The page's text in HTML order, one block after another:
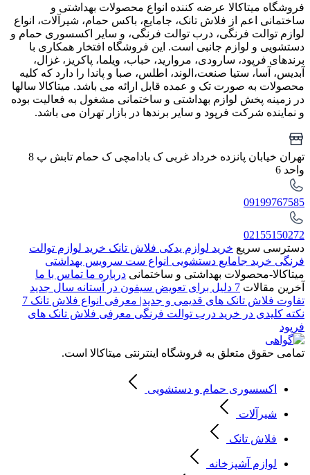
فروشگاه میتاکالا عرضه کننده انواع محصولات بهداشتی و
ساختمانی اعم از فلاش تانک، جامایع، باکس حمام، شیرآلات، انواع
لوازم توالت فرنگی، درب توالت فرنگی، و سایر اکسسوری حمام و
دستشویی و لوازم جانبی است. این فروشگاه افتخار همکاری با
برندهای فرپود، سارودی، مروارید، حباب، ویلما، پاکریز، غزال،
آبدیس، آسا، ستیا صنعت،الوند، اطلس، صبا و پاندا را دارد که کلیه
محصولات به صورت تک و عمده قابل ارائه می باشد. میتاکالا سالها
در زمینه پخش لوازم بهداشتی و ساختمانی مشغول به فعالیت بوده
و نماینده شرکت فرپود و سایر برندها در بازار تهران می باشد.
تهران خیابان پانزده خرداد غربی ک بادامچی ک حمام تابش پ 8
واحد 6
09199767585
02155150272
دسترسی سریع خرید لوازم یدکی فلاش تانک خرید لوازم توالت
فرنگی خرید جامایع دستشویی انواع ست سرویس بهداشتی
میتاکالا-محصولات بهداشتی و ساختمانی درباره ما تماس با ما
آخرین مقالات 7 دلیل برای تعویض سیفون در آستانه سال جدید
تفاوت فلاش تانک های قدیمی و جدید| معرفی انواع فلاش تانک 7
نکته کلیدی در خرید درب توالت فرنگی معرفی فلاش تانک های
فرپود
تمامی حقوق متعلق به فروشگاه اینترنتی میتاکالا است.
اکسسوری حمام و دستشویی
شیرآلات
فلاش تانک
لوازم آشپزخانه